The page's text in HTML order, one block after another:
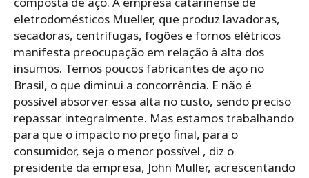
eletrodomésticos Mueller, que produz lavadoras,
secadoras, centrífugas, fogões e fornos elétricos
manifesta preocupação em relação à alta dos
insumos. Temos poucos fabricantes de aço no
Brasil, o que diminui a concorrência. E não é
possível absorver essa alta no custo, sendo preciso
repassar integralmente. Mas estamos trabalhando
para que o impacto no preço final, para o
consumidor, seja o menor possível , diz o
presidente da empresa, John Müller, acrescentando